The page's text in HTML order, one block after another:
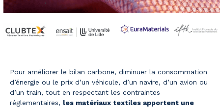
Pour améliorer le bilan carbone, diminuer la consommation
d’énergie ou le prix d’un véhicule, d’un navire, d’un avion ou
d’un train, tout en respectant les contraintes
réglementaires, les matériaux textiles apportent une